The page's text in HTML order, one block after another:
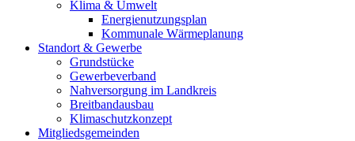
Klima & Umwelt
Energienutzungsplan
Kommunale Wärmeplanung
Standort & Gewerbe
Grundstücke
Gewerbeverband
Nahversorgung im Landkreis
Breitbandausbau
Klimaschutzkonzept
Mitgliedsgemeinden